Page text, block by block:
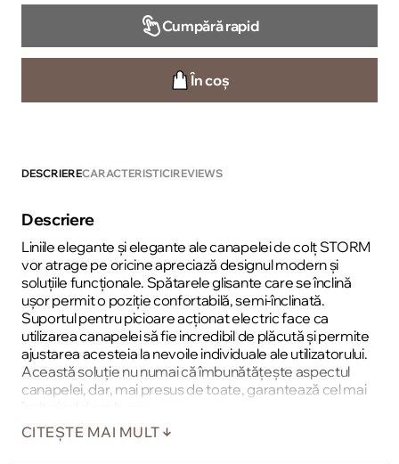
Cumpără rapid
În coș
DESCRIERECARACTERISTICIREVIEWS
Descriere
Liniile elegante și elegante ale canapelei de colț STORM
vor atrage pe oricine apreciază designul modern și
soluțiile funcționale. Spătarele glisante care se înclină
ușor permit o poziție confortabilă, semi-înclinată.
Suportul pentru picioare acționat electric face ca
utilizarea canapelei să fie incredibil de plăcută și permite
ajustarea acesteia la nevoile individuale ale utilizatorului.
Această soluție nu numai că îmbunătățește aspectul
canapelei, dar, mai presus de toate, garantează cel mai
înalt nivel de relaxare.
CITEȘTE MAI MULT